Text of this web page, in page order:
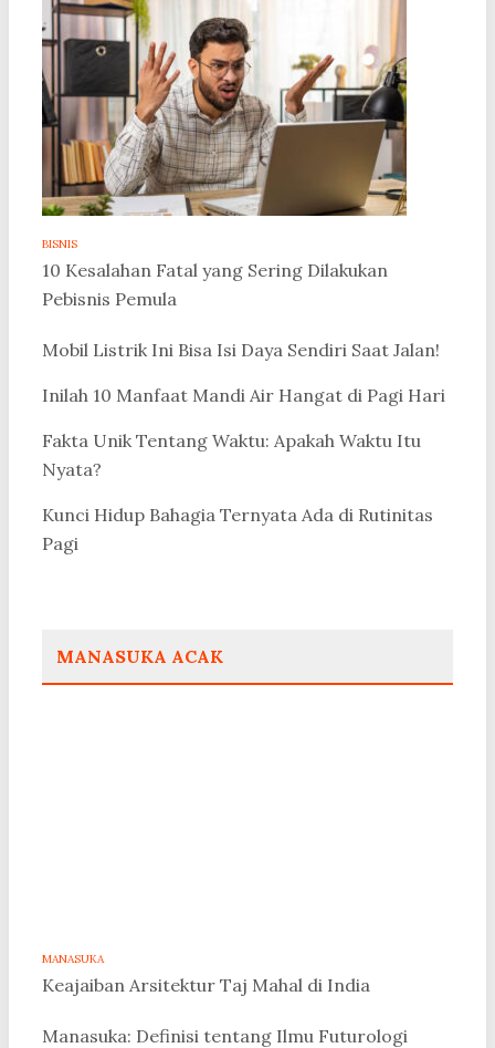
BISNIS
10 Kesalahan Fatal yang Sering Dilakukan
Pebisnis Pemula
Mobil Listrik Ini Bisa Isi Daya Sendiri Saat Jalan!
Inilah 10 Manfaat Mandi Air Hangat di Pagi Hari
Fakta Unik Tentang Waktu: Apakah Waktu Itu
Nyata?
Kunci Hidup Bahagia Ternyata Ada di Rutinitas
Pagi
MANASUKA ACAK
MANASUKA
Keajaiban Arsitektur Taj Mahal di India
Manasuka: Definisi tentang Ilmu Futurologi